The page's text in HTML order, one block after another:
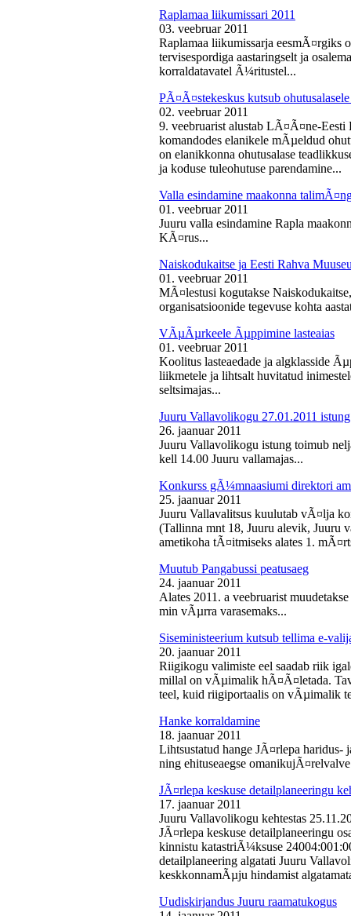
Raplamaa liikumissari 2011
03. veebruar 2011
Raplamaa liikumissarja eesmÃ¤rgiks
tervisespordiga aastaringselt ja
korraldatavatel Ã¼ritustel...
PÃ¤Ã¤stekeskus kutsub
02. veebruar 2011
9. veebruarist alustab LÃ¤Ã¤ne-
komandodes elanikele mÃµeldud
on elanikkonna ohutusalase
ja koduse tuleohutuse parendamine...
Valla esindamine maakonna
01. veebruar 2011
Juuru valla esindamine Rapla
KÃ¤rus...
Naiskodukaitse ja Eesti Rahva
01. veebruar 2011
MÃ¤lestusi kogutakse
organisatsioonide tegevuse kohta
VÃµÃµrkeele Ãµppimine lasteaias
01. veebruar 2011
Koolitus lasteaedade ja algklasside
liikmetele ja lihtsalt huvitatud
seltsimajas...
Juuru Vallavolikogu 27.01.2011 istung
26. jaanuar 2011
Juuru Vallavolikogu istung toimub
kell 14.00 Juuru vallamajas...
Konkurss gÃ¼mnaasiumi direktori
25. jaanuar 2011
Juuru Vallavalitsus kuulutab vÃ¤lja
(Tallinna mnt 18, Juuru alevik, Juuru
ametikoha tÃ¤itmiseks alates 1.
Muutub Pangabussi peatusaeg
24. jaanuar 2011
Alates 2011. a veebruarist
min vÃµrra varasemaks...
Siseministeerium kutsub tellima e-
20. jaanuar 2011
Riigikogu valimiste eel saadab riik
millal on vÃµimalik hÃ¤Ã¤letada.
teel, kuid riigiportaalis on vÃµimalik
Hanke korraldamine
18. jaanuar 2011
Lihtsustatud hange JÃ¤rlepa
ning ehituseaegse
JÃ¤rlepa keskuse detailplaneeringu
17. jaanuar 2011
Juuru Vallavolikogu kehtestas
JÃ¤rlepa keskuse detailplaneeringu
kinnistu katastriÃ¼ksuse
detailplaneering algatati Juuru
keskkonnamÃµju hindamist
Uudiskirjandus Juuru raamatukogus